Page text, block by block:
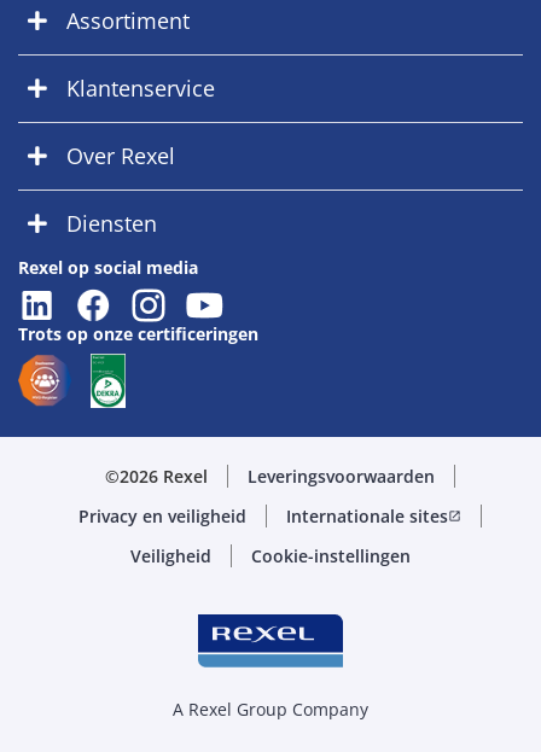
Assortiment
Klantenservice
Over Rexel
Diensten
Rexel op social media
Trots op onze certificeringen
©2026 Rexel
Leveringsvoorwaarden
Privacy en veiligheid
Internationale sitesopen_in_new
Veiligheid Cookie-instellingen
A Rexel Group Company